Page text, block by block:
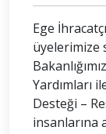
Ege
üyelerimize
Yardımları
Desteği –
insanlarına